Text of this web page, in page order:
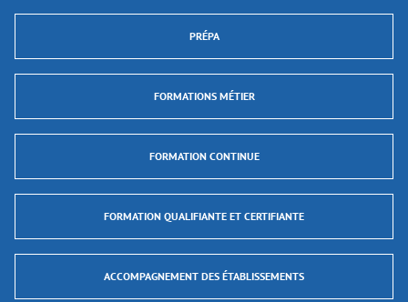
PRÉPA
FORMATIONS MÉTIER
FORMATION CONTINUE
FORMATION QUALIFIANTE ET CERTIFIANTE
ACCOMPAGNEMENT DES ÉTABLISSEMENTS